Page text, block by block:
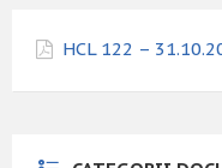
HCL 122 –